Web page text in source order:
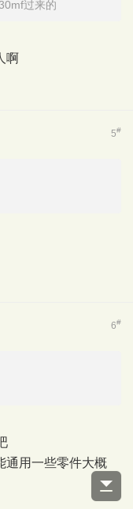
过来的
啊
5#
6#
通用一些零件大概